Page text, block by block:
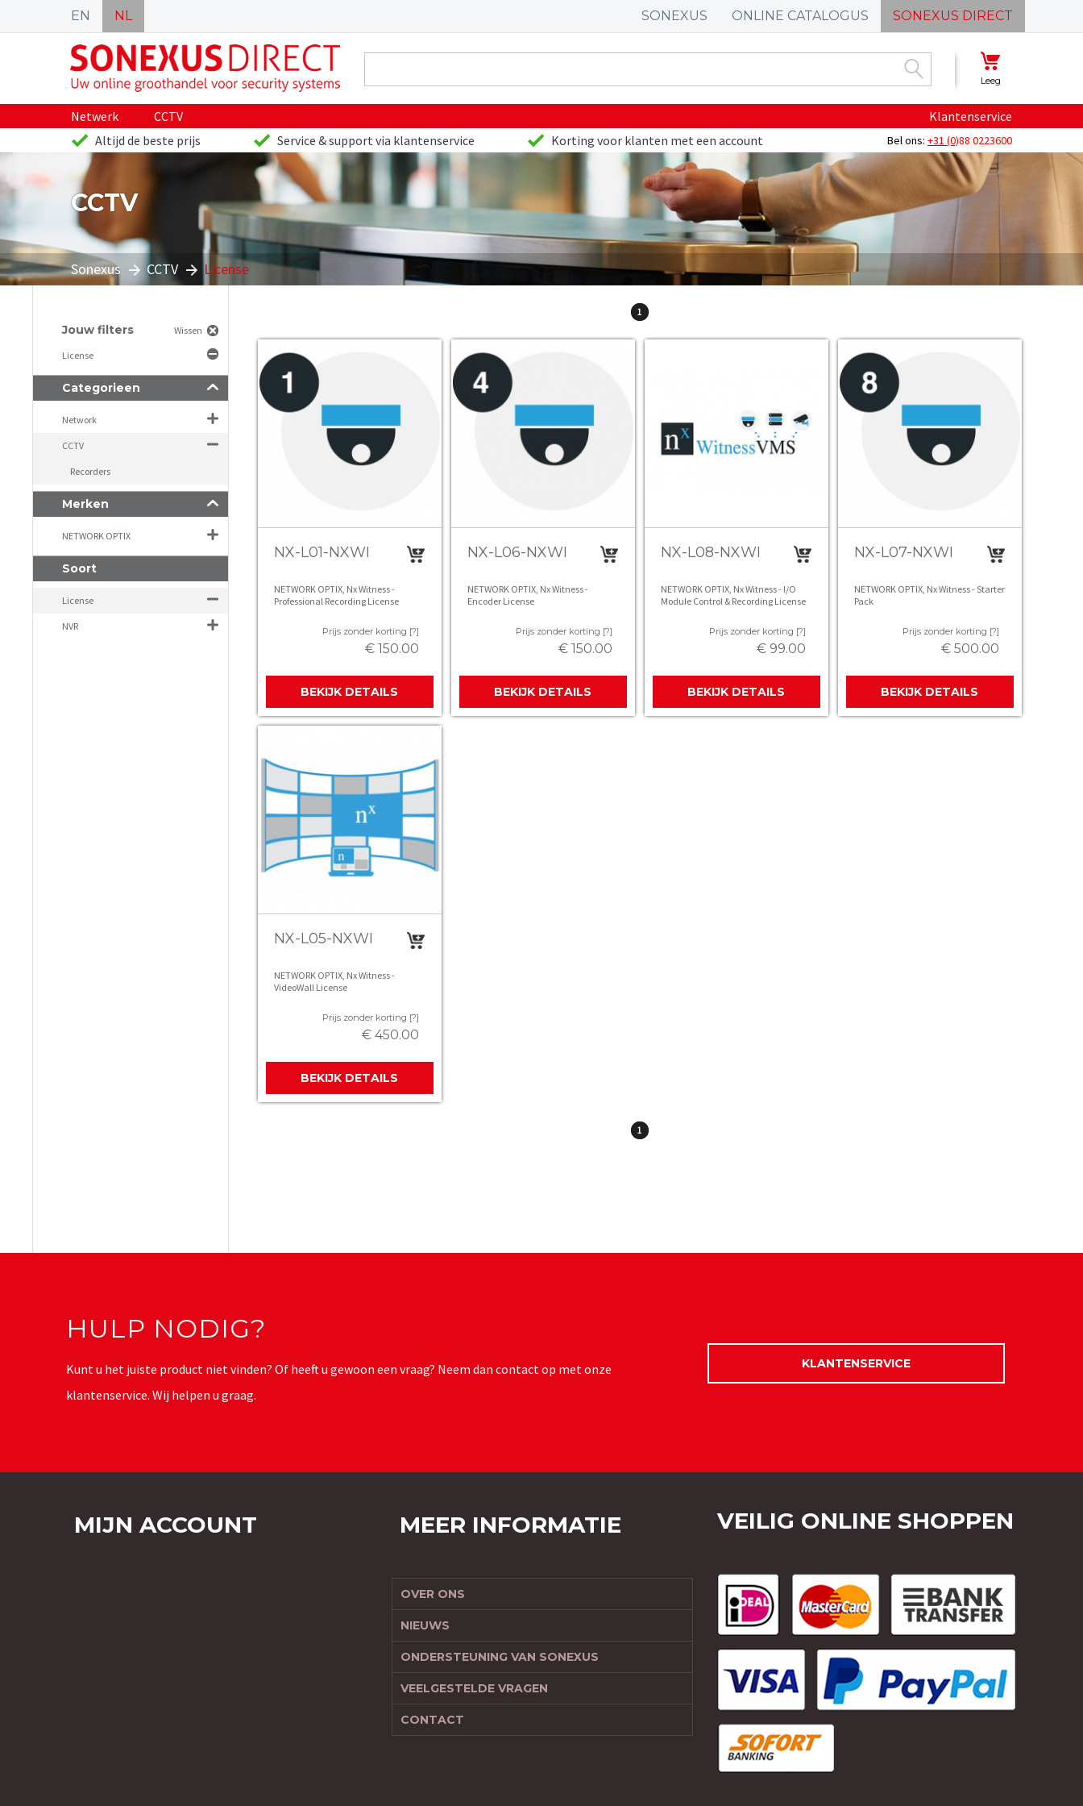
EN NL SONEXUS ONLINE CATALOGUS SONEXUS DIRECT
Leeg
Netwerk CCTV
Klantenservice
Altijd de beste prijs
Service & support via klantenservice Korting voor klanten met een account Bel ons: +31 (0)88 0223600
CCTV
Sonexus CCTV License
1
NX-L01-NXWI
NETWORK OPTIX, Nx Witness -
Professional Recording License
Prijs zonder korting [?]
€ 150.00
BEKIJK DETAILS
NX-L06-NXWI
NETWORK OPTIX, Nx Witness -
Encoder License
Prijs zonder korting [?]
€ 150.00
BEKIJK DETAILS
NX-L08-NXWI
NETWORK OPTIX, Nx Witness - I/O
Module Control & Recording License
Prijs zonder korting [?]
€ 99.00
BEKIJK DETAILS
NX-L07-NXWI
NETWORK OPTIX, Nx Witness - Starter
Pack
Prijs zonder korting [?]
€ 500.00
BEKIJK DETAILS
NX-L05-NXWI
NETWORK OPTIX, Nx Witness -
VideoWall License
Prijs zonder korting [?]
€ 450.00
BEKIJK DETAILS
1
Jouw filters Wissen
License
Categorieen
Network
CCTV
Recorders
Merken
NETWORK OPTIX
Soort
License
NVR
HULP NODIG?
Kunt u het juiste product niet vinden? Of heeft u gewoon een vraag? Neem dan contact op met onze
klantenservice. Wij helpen u graag.
KLANTENSERVICE
MIJN ACCOUNT MEER INFORMATIE
OVER ONS
NIEUWS
ONDERSTEUNING VAN SONEXUS
VEELGESTELDE VRAGEN
CONTACT
VEILIG ONLINE SHOPPEN